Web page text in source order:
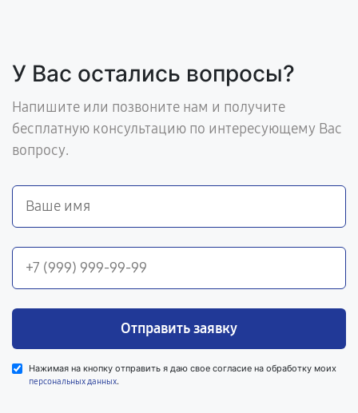
У Вас остались вопросы?
Напишите или позвоните нам и получите
бесплатную консультацию по интересующему Вас
вопросу.
Отправить заявку
Нажимая на кнопку отправить я даю свое согласие на обработку моих
персональных данных.